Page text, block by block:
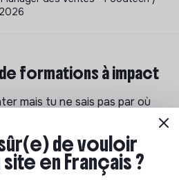
formations à impact
mais tu ne sais pas par où
métiers de la transition
de vouloir
en Français ?